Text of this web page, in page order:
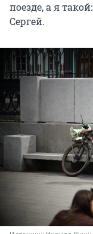
поезде, а я
Сергей.